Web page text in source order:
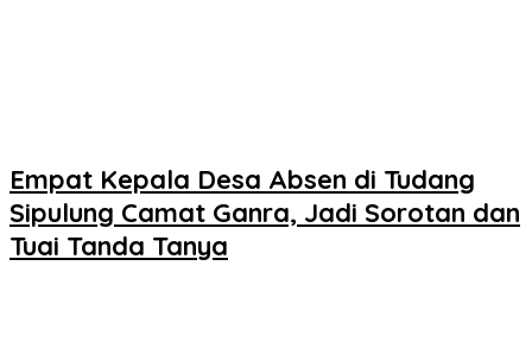
Empat Kepala Desa Absen di Tudang
Sipulung Camat Ganra, Jadi Sorotan dan
Tuai Tanda Tanya